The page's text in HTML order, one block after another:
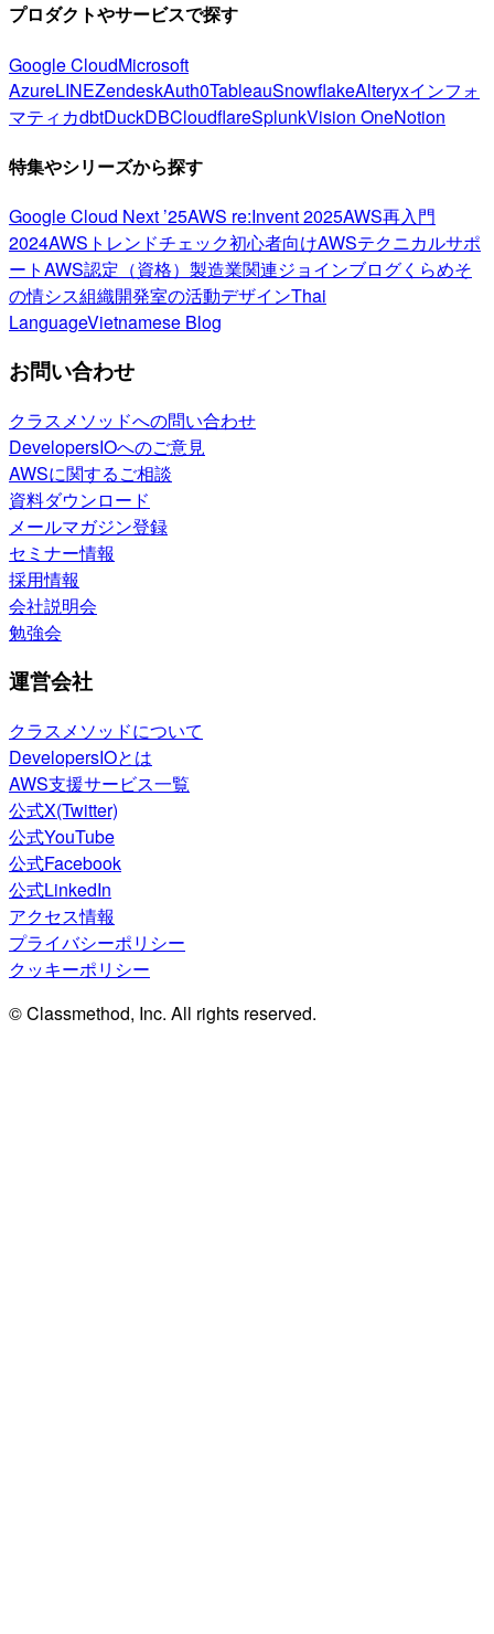
プロダクトやサービスで探す
Google CloudMicrosoft
AzureLINEZendeskAuth0TableauSnowflakeAlteryxインフォ
マティカdbtDuckDBCloudflareSplunkVision OneNotion
特集やシリーズから探す
Google Cloud Next ’25AWS re:Invent 2025AWS再入門
2024AWSトレンドチェック初心者向けAWSテクニカルサポ
ートAWS認定（資格） 製造業関連ジョインブログくらめそ
の情シス組織開発室の活動デザインThai
LanguageVietnamese Blog
お問い合わせ
クラスメソッドへの問い合わせ
DevelopersIOへのご意見
AWSに関するご相談
資料ダウンロード
メールマガジン登録
セミナー情報
採用情報
会社説明会
勉強会
運営会社
クラスメソッドについて
DevelopersIOとは
AWS支援サービス一覧
公式X(Twitter)
公式YouTube
公式Facebook
公式LinkedIn
アクセス情報
プライバシーポリシー
クッキーポリシー
© Classmethod, Inc. All rights reserved.